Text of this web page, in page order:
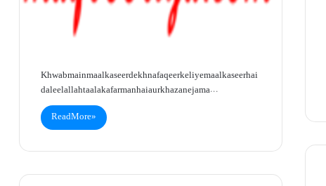
Khwab main maal kaseer dekhna faqeer ke liye maal kaseer hai
daleel allah taala ka farman hai aur khazane jama…
Read More »